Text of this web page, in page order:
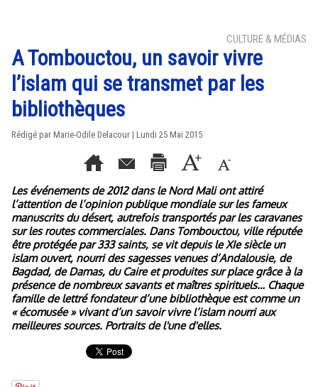
CULTURE & MÉDIAS
A Tombouctou, un savoir vivre
l’islam qui se transmet par les
bibliothèques
Rédigé par Marie-Odile Delacour | Lundi 25 Mai 2015
Les événements de 2012 dans le Nord Mali ont attiré
l’attention de l’opinion publique mondiale sur les fameux
manuscrits du désert, autrefois transportés par les caravanes
sur les routes commerciales. Dans Tombouctou, ville réputée
être protégée par 333 saints, se vit depuis le XIe siècle un
islam ouvert, nourri des sagesses venues d’Andalousie, de
Bagdad, de Damas, du Caire et produites sur place grâce à la
présence de nombreux savants et maîtres spirituels… Chaque
famille de lettré fondateur d’une bibliothèque est comme un
« écomusée » vivant d’un savoir vivre l’islam nourri aux
meilleures sources. Portraits de l'une d'elles.